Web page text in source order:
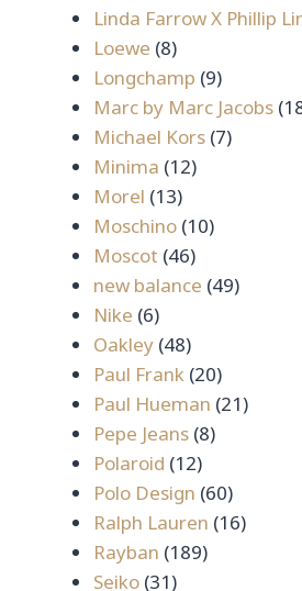
สินค้า
Linda Farrow X Phillip
Loewe 88
สินค้า
Longchamp 99
สินค้า
Marc by Marc Jacobs
Michael Kors 77
Minima 1212
Morel 1313
สินค้า
Moschino 1010
Moscot 4646
สินค้า
new balance 4949
Nike 66
สินค้า
Oakley 4848
สินค้า
Paul Frank 2020
สินค้า
Paul Hueman 2121
Pepe Jeans 88
Polaroid 1212
สินค้า
Polo Design 6060
สินค้า
Ralph Lauren 1616
Rayban 189189
Seiko 3131